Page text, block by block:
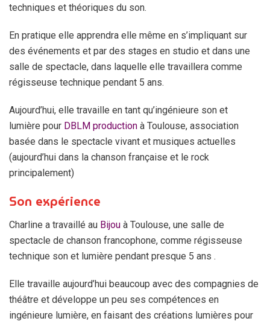
techniques et théoriques du son.
En pratique elle apprendra elle même en s’impliquant sur
des événements et par des stages en studio et dans une
salle de spectacle, dans laquelle elle travaillera comme
régisseuse technique pendant 5 ans.
Aujourd’hui, elle travaille en tant qu’ingénieure son et
lumière pour DBLM production à Toulouse, association
basée dans le spectacle vivant et musiques actuelles
(aujourd’hui dans la chanson française et le rock
principalement)
Son expérience
Charline a travaillé au Bijou à Toulouse, une salle de
spectacle de chanson francophone, comme régisseuse
technique son et lumière pendant presque 5 ans .
Elle travaille aujourd’hui beaucoup avec des compagnies de
théâtre et développe un peu ses compétences en
ingénieure lumière, en faisant des créations lumières pour